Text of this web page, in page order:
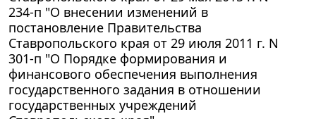
234-п "О внесении изменений в
постановление Правительства
Ставропольского края от 29 июля 2011 г. N
301-п "О Порядке формирования и
финансового обеспечения выполнения
государственного задания в отношении
государственных учреждений